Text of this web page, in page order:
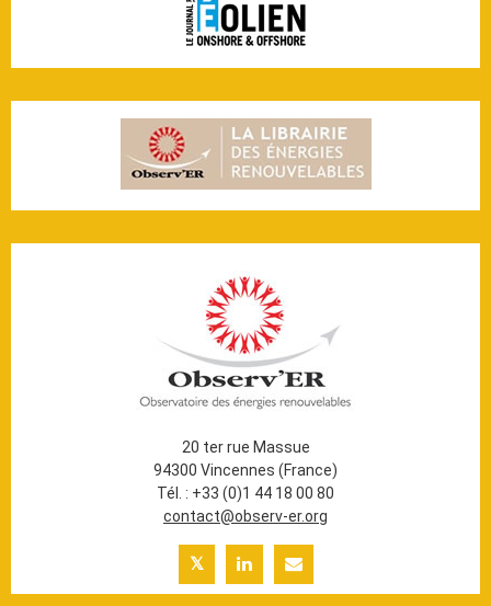
20 ter rue Massue
94300 Vincennes (France)
Tél. : +33 (0)1 44 18 00 80
contact@observ-er.org